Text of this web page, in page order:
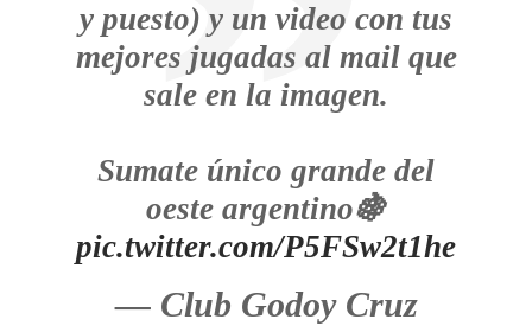
y puesto) y un video con tus
mejores jugadas al mail que
sale en la imagen.
Sumate único grande del
oeste argentino🍇
pic.twitter.com/P5FSw2t1he
— Club Godoy Cruz